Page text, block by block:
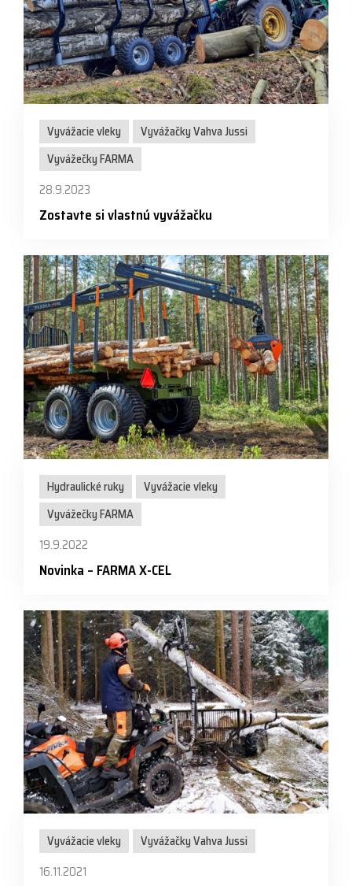
Vyvážacie vleky
Vyvážačky Vahva Jussi
Vyvážečky FARMA
28.9.2023
Zostavte si vlastnú vyvážačku
Hydraulické ruky
Vyvážacie vleky
Vyvážečky FARMA
19.9.2022
Novinka – FARMA X-CEL
Vyvážacie vleky
Vyvážačky Vahva Jussi
16.11.2021